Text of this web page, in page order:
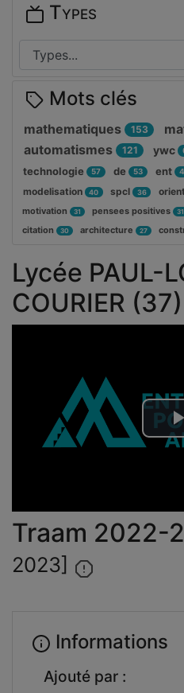
Lycée PAUL-
COURIER
Traam 2022-
2023]
Informations
Ajouté par :
Types
Mots clés
mathematiques 153
automatismes 121 ywc
technologie 57 de 53 ent
modelisation 40 spcl 36
motivation 31 pensees positives 31
citation 30 architecture 27